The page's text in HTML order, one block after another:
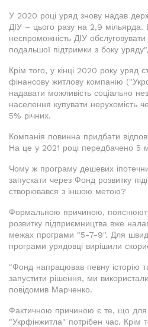
У 2020 році уряд знову надав
ДІУ – цього разу на 2,9 мільярда.
неспроможність ДІУ
подальшої підтримки з боку
Крім того, у кінці 2020 року уряд
фінансову житлову компанію
надавати можливість соціально
населення купувати нерухомість
5% річних.
Компанія повинна придбати
На це у 2021 році передбачено 5
Чому ж програму дешевих
запускати через Фонд розвитку
створювався з іншою метою?
Формальною причиною,
розвитку підприємництва вже
межах програми "5-7-9". Для
програми урядовці вирішили
"Фонд напрацював певну історію
запустити рішення, ми
повідомив Марченко.
Фактичною причиною є те, що для
"Укрфінжитла" потрібен час. Крім